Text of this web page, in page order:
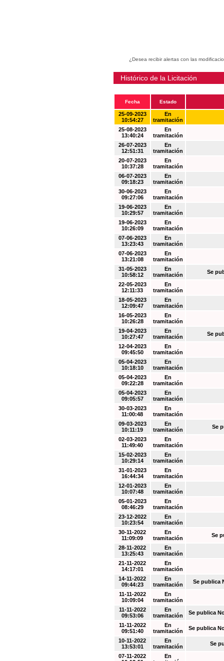
¿Desea recibir alertas con las
Histórico de la Licitación
Fecha Estado
25-09-2023
10:54:27
En
tramitación
25-08-2023
13:40:24
En
tramitación
26-07-2023
12:51:31
En
tramitación
20-07-2023
10:37:28
En
tramitación
06-07-2023
09:18:23
En
tramitación
30-06-2023
09:27:06
En
tramitación
19-06-2023
10:29:57
En
tramitación
19-06-2023
10:26:09
En
tramitación
07-06-2023
13:23:43
En
tramitación
07-06-2023
13:21:08
En
tramitación
31-05-2023
10:58:12
En
tramitación
Se
22-05-2023
12:11:33
En
tramitación
18-05-2023
12:09:47
En
tramitación
16-05-2023
10:26:28
En
tramitación
19-04-2023
10:27:47
En
tramitación
Se
12-04-2023
09:45:50
En
tramitación
05-04-2023
10:18:10
En
tramitación
05-04-2023
09:22:28
En
tramitación
05-04-2023
09:05:57
En
tramitación
30-03-2023
11:00:48
En
tramitación
09-03-2023
10:11:19
En
tramitación
Se
02-03-2023
11:49:40
En
tramitación
15-02-2023
10:29:14
En
tramitación
31-01-2023
16:44:34
En
tramitación
12-01-2023
10:07:48
En
tramitación
05-01-2023
08:46:29
En
tramitación
23-12-2022
10:23:54
En
tramitación
30-11-2022
11:09:09
En
tramitación
Se
28-11-2022
13:25:43
En
tramitación
21-11-2022
14:17:01
En
tramitación
14-11-2022
09:44:23
En
tramitación
Se publica
11-11-2022
10:09:04
En
tramitación
11-11-2022
09:53:06
En
tramitación
Se publica
11-11-2022
09:51:40
En
tramitación
Se publica
10-11-2022
13:53:01
En
tramitación
Se
07-11-2022
En